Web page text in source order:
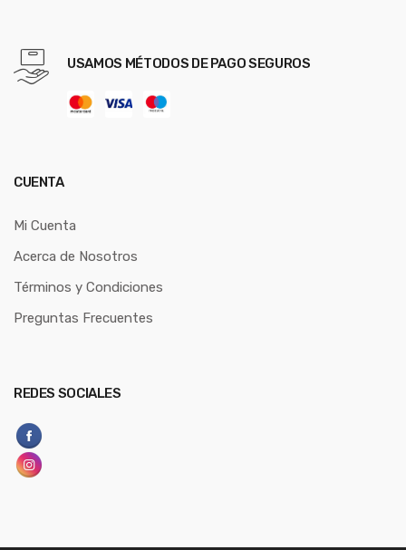
USAMOS MÉTODOS DE PAGO SEGUROS
CUENTA
Mi Cuenta
Acerca de Nosotros
Términos y Condiciones
Preguntas Frecuentes
REDES SOCIALES